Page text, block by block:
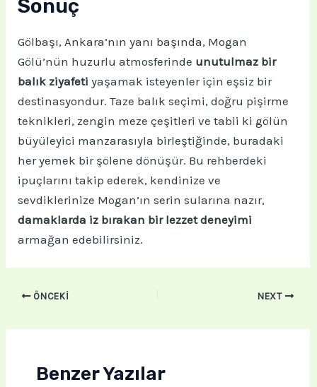
Sonuç
Gölbaşı, Ankara’nın yanı başında, Mogan
Gölü’nün huzurlu atmosferinde unutulmaz bir
balık ziyafeti yaşamak isteyenler için eşsiz bir
destinasyondur. Taze balık seçimi, doğru pişirme
teknikleri, zengin meze çeşitleri ve tabii ki gölün
büyüleyici manzarasıyla birleştiğinde, buradaki
her yemek bir şölene dönüşür. Bu rehberdeki
ipuçlarını takip ederek, kendinize ve
sevdiklerinize Mogan’ın serin sularına nazır,
damaklarda iz bırakan bir lezzet deneyimi
armağan edebilirsiniz.
ÖNCEKI NEXT
Benzer Yazılar